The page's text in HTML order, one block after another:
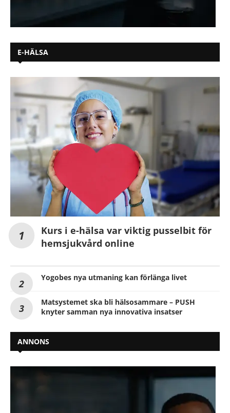
E-HÄLSA
Kurs i e-hälsa var viktig pusselbit för
hemsjukvård online
Yogobes nya utmaning kan förlänga livet
Matsystemet ska bli hälsosammare – PUSH
knyter samman nya innovativa insatser
ANNONS